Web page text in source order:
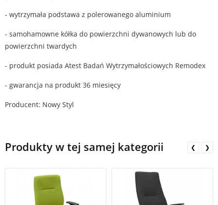
- wytrzymała podstawa z polerowanego aluminium
- samohamowne kółka do powierzchni dywanowych lub do
powierzchni twardych
- produkt posiada Atest Badań Wytrzymałościowych Remodex
- gwarancja na produkt 36 miesięcy
Producent: Nowy Styl
Produkty w tej samej kategorii ❮ ❯